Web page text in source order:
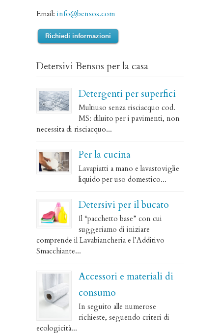
Email: info@bensos.com
Richiedi informazioni
Detersivi Bensos per la casa
Detergenti per superfici
Multiuso senza risciacquo cod.
MS: diluito per i pavimenti, non
necessita di risciacquo...
Per la cucina
Lavapiatti a mano e lavastoviglie
liquido per uso domestico...
Detersivi per il bucato
Il “pacchetto base” con cui
suggeriamo di iniziare
comprende il Lavabiancheria e l’Additivo
Smacchiante...
Accessori e materiali di
consumo
In seguito alle numerose
richieste, seguendo criteri di
ecologicità...